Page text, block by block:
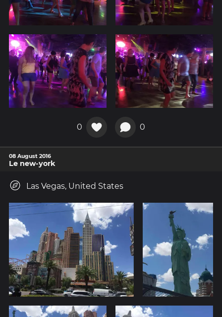
0 0
08 August 2016
Le new-york
Las Vegas, United States